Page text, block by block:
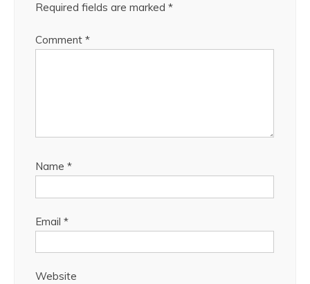
Required fields are marked *
Comment *
Name *
Email *
Website